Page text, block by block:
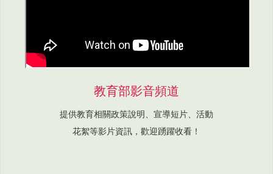
教育部影音頻道
提供教育相關政策說明、宣導短片、活動
花絮等影片資訊，歡迎踴躍收看！